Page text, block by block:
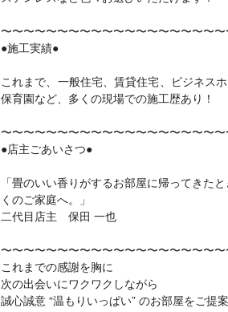
〜〜〜〜〜〜〜〜〜〜〜〜〜〜〜〜〜〜〜
●施工実績●
これまで、一般住宅、賃貸住宅、ビジネス
保育園など、多くの現場での施工歴あり！
〜〜〜〜〜〜〜〜〜〜〜〜〜〜〜〜〜〜〜
●店主ごあいさつ●
「畳のいい香りがするお部屋に帰ってきた
くのご家庭へ。」
二代目店主 保田 一也
〜〜〜〜〜〜〜〜〜〜〜〜〜〜〜〜〜〜〜〜
これまでの感謝を胸に
次の出会いにワクワクしながら
誠心誠意 “温もりいっぱい” のお部屋をご提案